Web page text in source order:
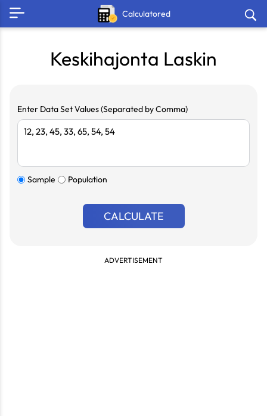
Calculatored
Keskihajonta Laskin
Enter Data Set Values (Separated by Comma)
Sample Population
CALCULATE
ADVERTISEMENT